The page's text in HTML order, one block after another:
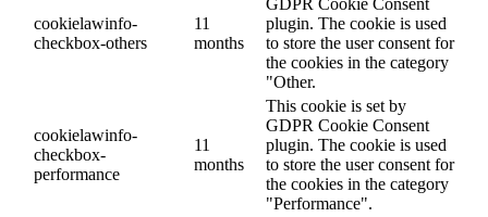
cookielawinfo-
checkbox-others
11
months
GDPR Cookie Consent
plugin. The cookie is used
to store the user consent for
the cookies in the category
"Other.
cookielawinfo-
checkbox-
performance
11
months
This cookie is set by
GDPR Cookie Consent
plugin. The cookie is used
to store the user consent for
the cookies in the category
"Performance".